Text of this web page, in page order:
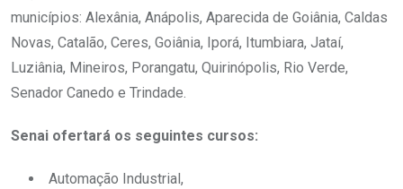
municípios: Alexânia, Anápolis, Aparecida de Goiânia, Caldas
Novas, Catalão, Ceres, Goiânia, Iporá, Itumbiara, Jataí,
Luziânia, Mineiros, Porangatu, Quirinópolis, Rio Verde,
Senador Canedo e Trindade.
Senai ofertará os seguintes cursos:
Automação Industrial,